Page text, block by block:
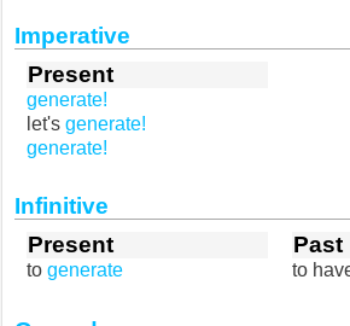
Imperative
Present
generate!
let's generate!
generate!
Infinitive
Present
to generate
Past
to